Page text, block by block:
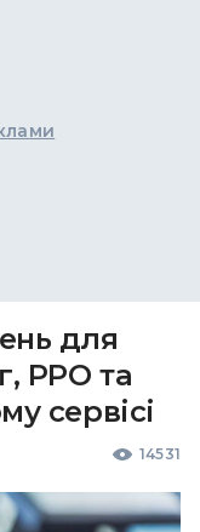
для
РРО та
сервісі
14531